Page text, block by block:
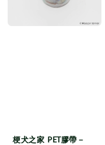
梗犬之家 PET膠帶－